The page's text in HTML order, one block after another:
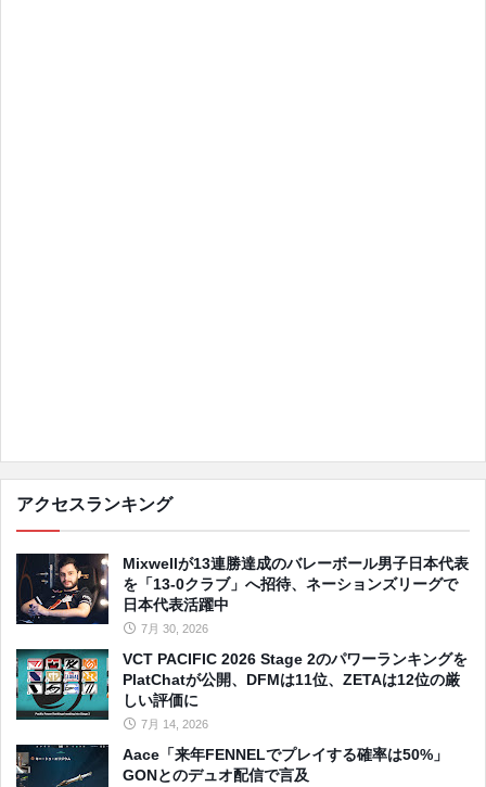
アクセスランキング
Mixwellが13連勝達成のバレーボール男子日本代表
を「13-0クラブ」へ招待、ネーションズリーグで
日本代表活躍中
7月 30, 2026
VCT PACIFIC 2026 Stage 2のパワーランキングを
PlatChatが公開、DFMは11位、ZETAは12位の厳
しい評価に
7月 14, 2026
Aace「来年FENNELでプレイする確率は50%」
GONとのデュオ配信で言及